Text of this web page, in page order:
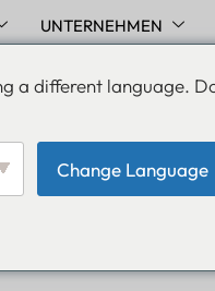
UNTERNEHMEN
der
a different language.
Change Language